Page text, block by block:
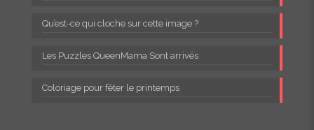
Qu’est-ce qui cloche sur cette image ?
Les Puzzles QueenMama Sont arrivés
Coloriage pour fêter le printemps